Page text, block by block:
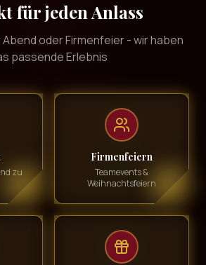
für jeden Anlass
oder Firmenfeier - wir haben
passende Erlebnis
zu
Firmenfeiern
Teamevents &
Weihnachtsfeiern